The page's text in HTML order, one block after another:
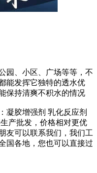
园、小区、广场等等，不
能发挥它独特的透水优
保持清爽不积水的情况
凝胶增强剂 乳化反应剂
产批发，价格相对更优
友可以联系我们，我们工
国各地，您也可以直接过